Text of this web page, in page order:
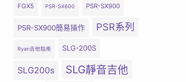
FGX5 PSR-SX600 PSR-SX900
PSR-SX900簡易操作 PSR系列
Ryan吉他指南 SLG-200S
SLG200s SLG靜音吉他